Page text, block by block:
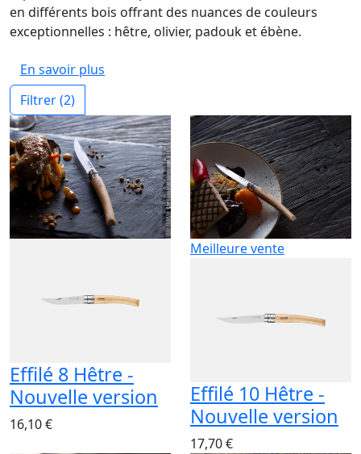
en différents bois offrant des nuances de couleurs
exceptionnelles : hêtre, olivier, padouk et ébène.
En savoir plus
Filtrer(2)
Effilé 8 Hêtre -
Nouvelle version
16,10 €
Meilleure vente
Effilé 10 Hêtre -
Nouvelle version
17,70 €